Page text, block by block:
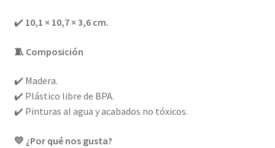
✔️ 10,1 × 10,7 × 3,6 cm.
🧵 Composición
✔️ Madera.
✔️ Plástico libre de BPA.
✔️ Pinturas al agua y acabados no tóxicos.
💛 ¿Por qué nos gusta?